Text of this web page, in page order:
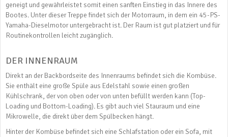
geneigt und gewährleistet somit einen sanften Einstieg in das Innere des
Bootes. Unter dieser Treppe findet sich der Motorraum, in dem ein 45-PS-
Yamaha-Dieselmotor untergebracht ist. Der Raum ist gut platziert und für
Routinekontrollen leicht zugänglich.
DER INNENRAUM
Direkt an der Backbordseite des Innenraums befindet sich die Kombüse.
Sie enthält eine große Spüle aus Edelstahl sowie einen großen
Kühlschrank, der von oben oder von unten befüllt werden kann (Top-
Loading und Bottom-Loading). Es gibt auch viel Stauraum und eine
Mikrowelle, die direkt über dem Spülbecken hängt.
Hinter der Kombüse befindet sich eine Schlafstation oder ein Sofa, mit